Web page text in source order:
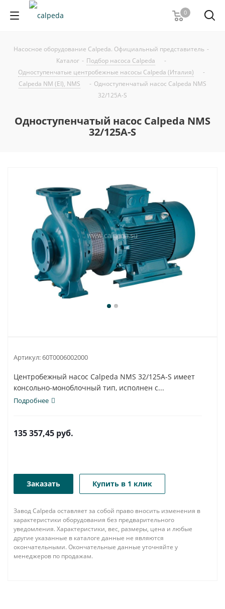
0
Насосное оборудование Calpeda. Официальный представитель -
Каталог - Подбор насоса Calpeda
-
Одноступенчатые центробежные насосы Calpeda (Италия)
-
Calpeda NM (EI), NMS
- Одноступенчатый насос Calpeda NMS
32/125A-S
Одноступенчатый насос Calpeda NMS
32/125A-S
Артикул:60T0006002000
Центробежный насос Calpeda NMS 32/125A-S имеет
консольно-моноблочный тип, исполнен с...
Подробнее
135 357,45 руб.
Заказать Купить в 1 клик
Завод Calpeda оставляет за собой право вносить изменения в
характеристики оборудования без предварительного
уведомления. Характеристики, вес, размеры, цена и любые
другие указанные в каталоге данные не являются
окончательными. Окончательные данные уточняйте у
менеджеров по продажам.